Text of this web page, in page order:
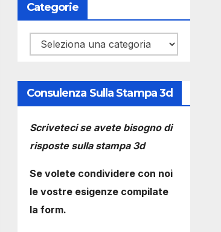
Categorie
Categorie
Consulenza Sulla Stampa 3d
Scriveteci se avete bisogno di
risposte sulla stampa 3d
Se volete condividere con noi
le vostre esigenze compilate
la form.